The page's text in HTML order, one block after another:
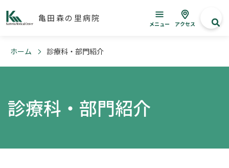
亀田森の里病院
メニュー アクセス
ホーム 診療科・部門紹介
診療科・部門紹介